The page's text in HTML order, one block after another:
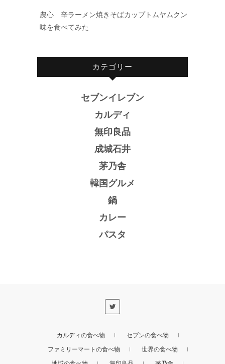
農心 辛ラーメン焼きそばカップトムヤムクン
味を食べてみた
カテゴリー
セブンイレブン
カルディ
無印良品
成城石井
茅乃舎
韓国グルメ
鍋
カレー
パスタ
カルディの食べ物
セブンの食べ物
ファミリーマートの食べ物
世界の食べ物